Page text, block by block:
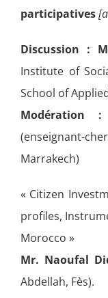
participatives
Discussion :
Institute of
School of
Modération
(enseignant-
Marrakech)
« Citizen
profiles,
Morocco »
Mr. Naoufal
Abdellah, Fès).